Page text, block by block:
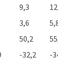
9,3
3,6
50,2
-32,2 -